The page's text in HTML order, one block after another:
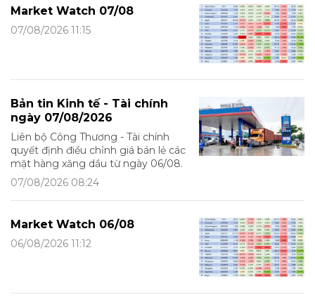
Market Watch 07/08
07/08/2026 11:15
Bản tin Kinh tế - Tài chính
ngày 07/08/2026
Liên bộ Công Thương - Tài chính
quyết định điều chỉnh giá bán lẻ các
mặt hàng xăng dầu từ ngày 06/08.
07/08/2026 08:24
Market Watch 06/08
06/08/2026 11:12